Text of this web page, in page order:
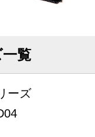
覧
ーズ